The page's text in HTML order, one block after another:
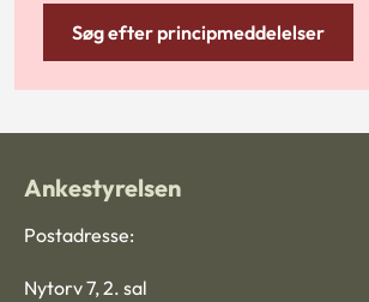
Søg efter principmeddelelser
Ankestyrelsen
Postadresse:
Nytorv 7, 2. sal